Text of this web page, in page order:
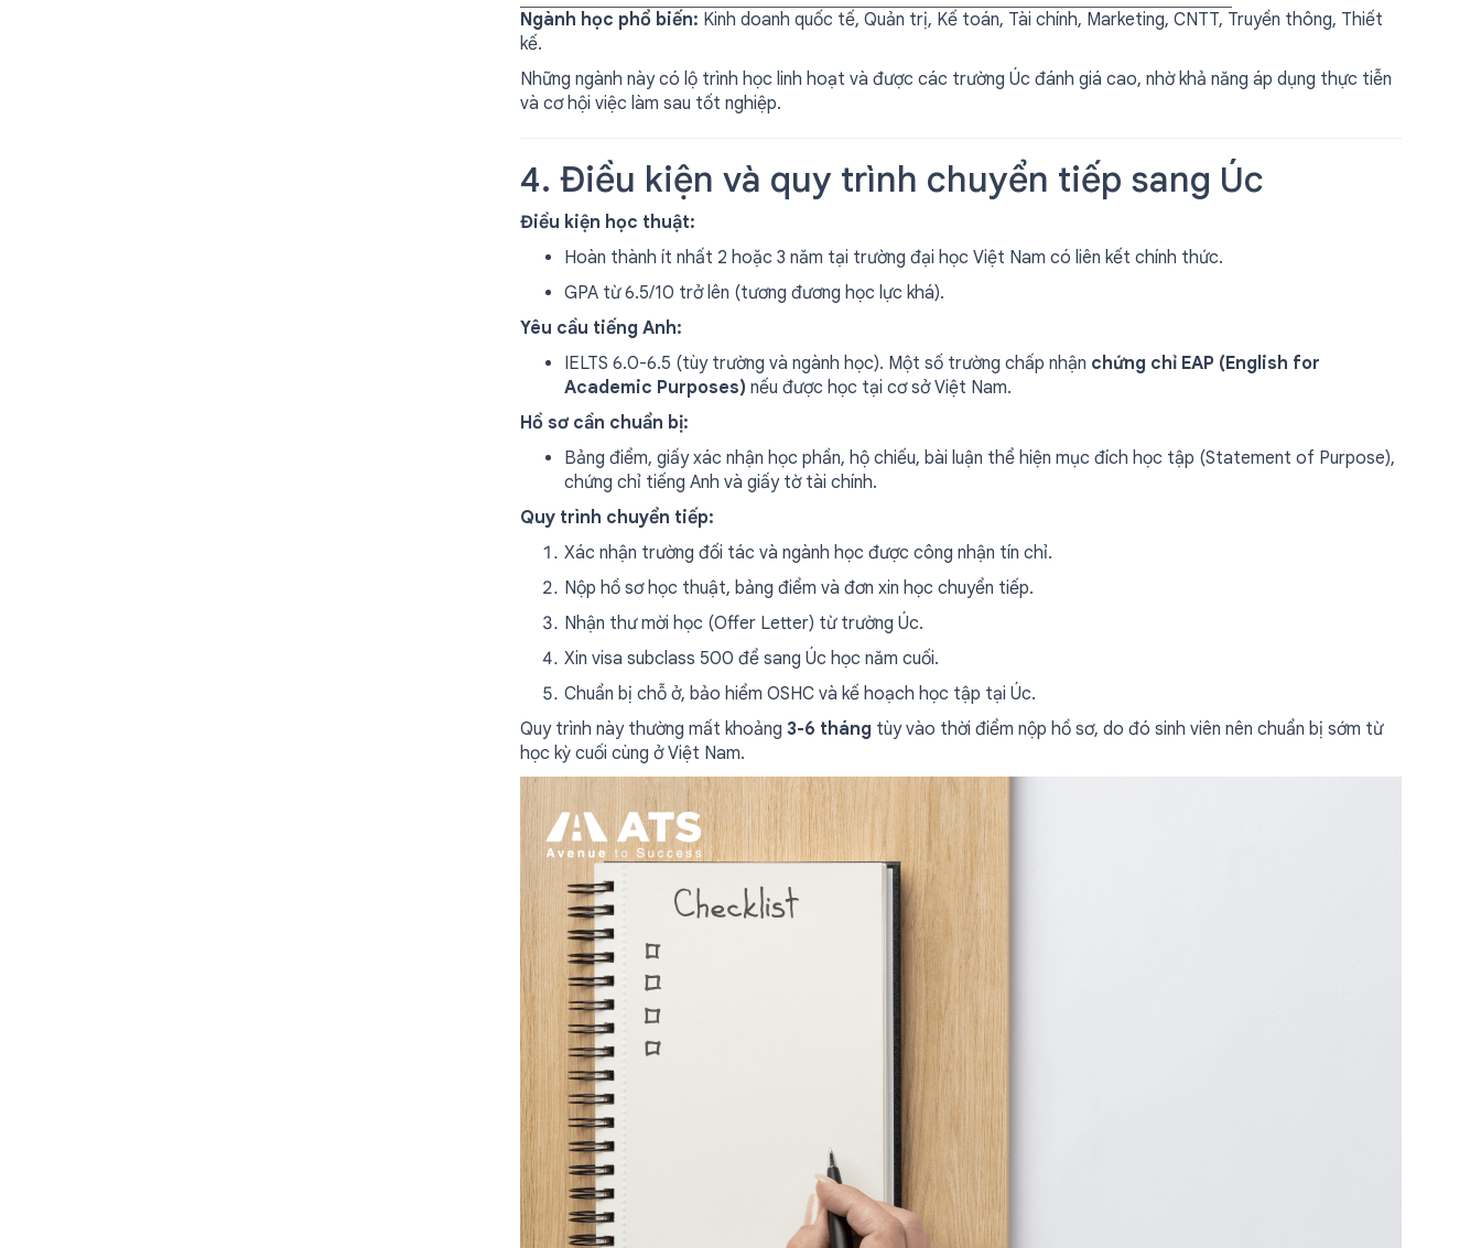
Ngành học phổ biến: Kinh doanh quốc tế, Quản trị, Kế toán, Tài chính, Marketing, CNTT, Truyền thông, Thiết
kế.
Những ngành này có lộ trình học linh hoạt và được các trường Úc đánh giá cao, nhờ khả năng áp dụng thực tiễn
và cơ hội việc làm sau tốt nghiệp.
4. Điều kiện và quy trình chuyển tiếp sang Úc
Điều kiện học thuật:
Hoàn thành ít nhất 2 hoặc 3 năm tại trường đại học Việt Nam có liên kết chính thức.
GPA từ 6.5/10 trở lên (tương đương học lực khá).
Yêu cầu tiếng Anh:
IELTS 6.0-6.5 (tùy trường và ngành học). Một số trường chấp nhận chứng chỉ EAP (English for
Academic Purposes) nếu được học tại cơ sở Việt Nam.
Hồ sơ cần chuẩn bị:
Bảng điểm, giấy xác nhận học phần, hộ chiếu, bài luận thể hiện mục đích học tập (Statement of Purpose),
chứng chỉ tiếng Anh và giấy tờ tài chính.
Quy trình chuyển tiếp:
Xác nhận trường đối tác và ngành học được công nhận tín chỉ.
Nộp hồ sơ học thuật, bảng điểm và đơn xin học chuyển tiếp.
Nhận thư mời học (Offer Letter) từ trường Úc.
Xin visa subclass 500 để sang Úc học năm cuối.
Chuẩn bị chỗ ở, bảo hiểm OSHC và kế hoạch học tập tại Úc.
Quy trình này thường mất khoảng 3-6 tháng tùy vào thời điểm nộp hồ sơ, do đó sinh viên nên chuẩn bị sớm từ
học kỳ cuối cùng ở Việt Nam.